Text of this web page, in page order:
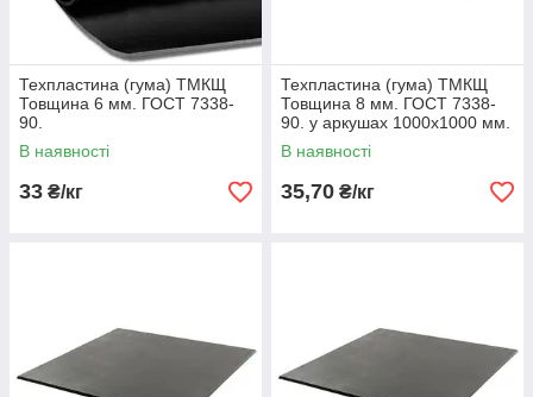
Техпластина (гума) ТМКЩ
Товщина 6 мм. ГОСТ 7338-
90.
В наявності
33 ₴/кг
Техпластина (гума) ТМКЩ
Товщина 8 мм. ГОСТ 7338-
90. у аркушах 1000х1000 мм.
В наявності
35,70 ₴/кг